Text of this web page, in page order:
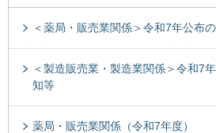
＜薬局・販売業関係＞令和7年公布
＜製造販売業・製造業関係＞令和7
知等
薬局・販売業関係（令和7年度）